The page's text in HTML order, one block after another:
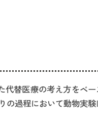
代替医療の考え方をベー
の過程において動物実験